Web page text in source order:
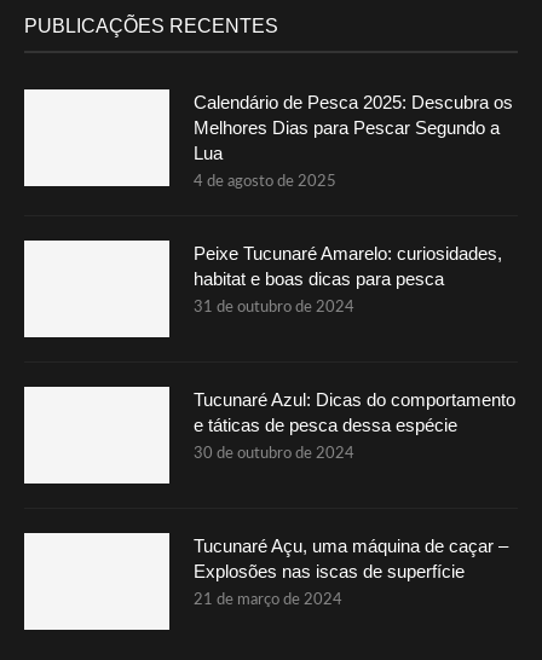
PUBLICAÇÕES RECENTES
Calendário de Pesca 2025: Descubra os
Melhores Dias para Pescar Segundo a
Lua
4 de agosto de 2025
Peixe Tucunaré Amarelo: curiosidades,
habitat e boas dicas para pesca
31 de outubro de 2024
Tucunaré Azul: Dicas do comportamento
e táticas de pesca dessa espécie
30 de outubro de 2024
Tucunaré Açu, uma máquina de caçar –
Explosões nas iscas de superfície
21 de março de 2024